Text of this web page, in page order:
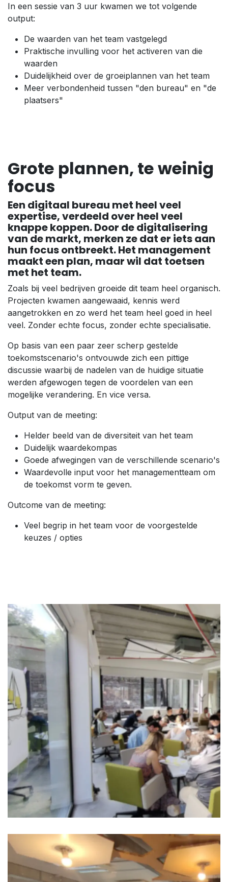
In een sessie van 3 uur kwamen we tot volgende
output:
De waarden van het team vastgelegd
Praktische invulling voor het activeren van die
waarden
Duidelijkheid over de groeiplannen van het team
Meer verbondenheid tussen "den bureau" en "de
plaatsers"
Grote plannen, te weinig
focus
Een digitaal bureau met heel veel
expertise, verdeeld over heel veel
knappe koppen. Door de digitalisering
van de markt, merken ze dat er iets aan
hun focus ontbreekt. Het management
maakt een plan, maar wil dat toetsen
met het team.
Zoals bij veel bedrijven groeide dit team heel organisch.
Projecten kwamen aangewaaid, kennis werd
aangetrokken en zo werd het team heel goed in heel
veel. Zonder echte focus, zonder echte specialisatie.
Op basis van een paar zeer scherp gestelde
toekomstscenario's ontvouwde zich een pittige
discussie waarbij de nadelen van de huidige situatie
werden afgewogen tegen de voordelen van een
mogelijke verandering. En vice versa.
Output van de meeting:
Helder beeld van de diversiteit van het team
Duidelijk waardekompas
Goede afwegingen van de verschillende scenario's
Waardevolle input voor het managementteam om
de toekomst vorm te geven.
Outcome van de meeting:
Veel begrip in het team voor de voorgestelde
keuzes / opties